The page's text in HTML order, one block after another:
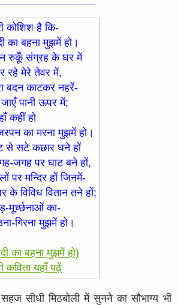
कोशिश है कि-
का बहना मुझमें हो।
रुकूँ संग्रह के घर में
रहे मेरे तेवर में,
बदन काटकर नहरें-
पानी ऊपर में;
कहीं हो
का मरना मुझमें हो।
से सटे कछार घने हों
जगह पर घाट बने हों,
पर मन्दिर हों जिनमें-
के विविध वितान तने हों;
मूर्च्छनाओं का-
गिरना मुझमें हो।
का बहना मुझमें हो)
कविता यहाँ पढ़ें
सीधी मिठबोली में सुनने का सौभाग्य भी